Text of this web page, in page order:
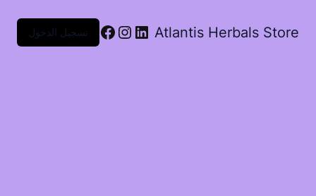
Atlantis Herbals Store تسجيل الدخول